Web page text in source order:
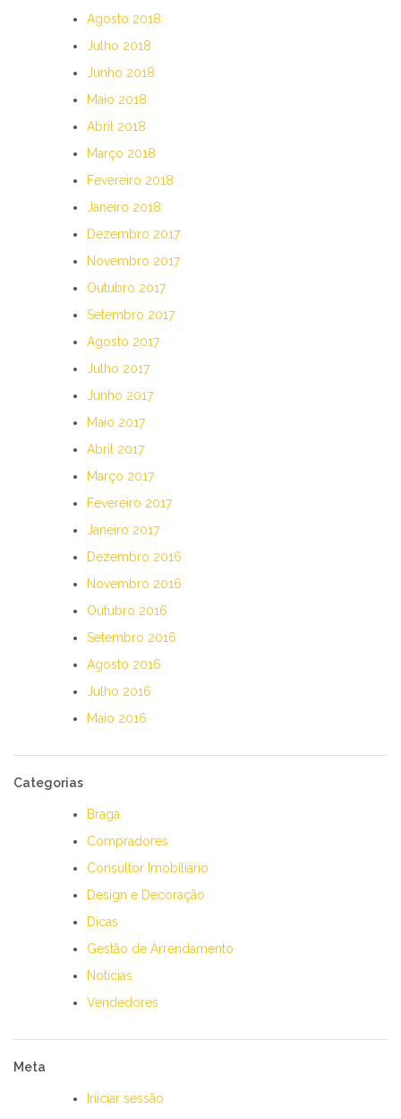
Agosto 2018
Julho 2018
Junho 2018
Maio 2018
Abril 2018
Março 2018
Fevereiro 2018
Janeiro 2018
Dezembro 2017
Novembro 2017
Outubro 2017
Setembro 2017
Agosto 2017
Julho 2017
Junho 2017
Maio 2017
Abril 2017
Março 2017
Fevereiro 2017
Janeiro 2017
Dezembro 2016
Novembro 2016
Outubro 2016
Setembro 2016
Agosto 2016
Julho 2016
Maio 2016
Categorias
Braga
Compradores
Consultor Imobiliário
Design e Decoração
Dicas
Gestão de Arrendamento
Notícias
Vendedores
Meta
Iniciar sessão